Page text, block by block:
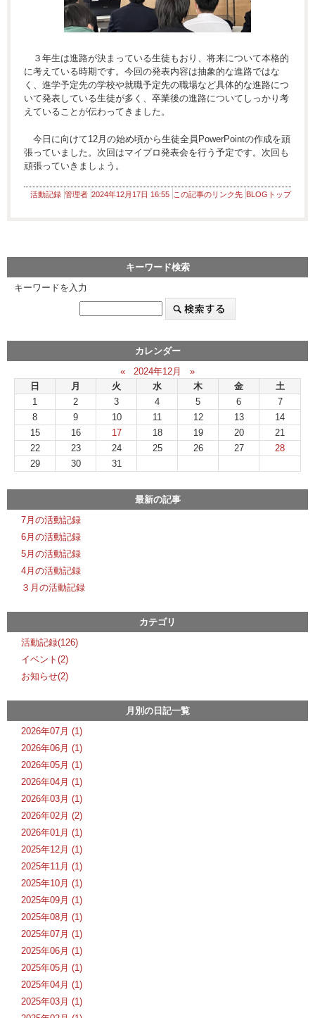
３年生は進路が決まっている生徒もおり、将来について本格的
に考えている時期です。今回の発表内容は抽象的な進路ではな
く、進学予定先の学校や就職予定先の職場など具体的な進路につ
いて発表している生徒が多く、卒業後の進路についてしっかり考
えていることが伝わってきました。
今日に向けて12月の始め頃から生徒全員PowerPointの作成を頑
張っていました。次回はマイプロ発表会を行う予定です。次回も
頑張っていきましょう。
活動記録 管理者 2024年12月17日 16:55 この記事のリンク先 BLOGトップ
キーワード検索
キーワードを入力
カレンダー
«
2024年12月
»
日
月 火 水 木 金
土
1
2 3 4 5 6
7
8
9 10 11 12 13
14
15
16 17 18 19 20
21
22
23 24 25 26 27
28
29
30 31
最新の記事
7月の活動記録
6月の活動記録
5月の活動記録
4月の活動記録
３月の活動記録
カテゴリ
活動記録(126)
イベント(2)
お知らせ(2)
月別の日記一覧
2026年07月 (1)
2026年06月 (1)
2026年05月 (1)
2026年04月 (1)
2026年03月 (1)
2026年02月 (2)
2026年01月 (1)
2025年12月 (1)
2025年11月 (1)
2025年10月 (1)
2025年09月 (1)
2025年08月 (1)
2025年07月 (1)
2025年06月 (1)
2025年05月 (1)
2025年04月 (1)
2025年03月 (1)